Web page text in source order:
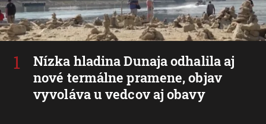
Nízka hladina Dunaja odhalila aj
nové termálne pramene, objav
vyvoláva u vedcov aj obavy